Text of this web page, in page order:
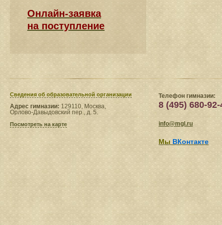
Онлайн-заявка
на поступление
Сведения​ об образовательной организации
Адрес гимназии: 129110, Москва,
Орлово-Давыдовский пер., д. 5.
Посмотреть на карте
Телефон гимназии:
8 (495) 680-92-
info@mgl.ru
Мы ВКонтакте